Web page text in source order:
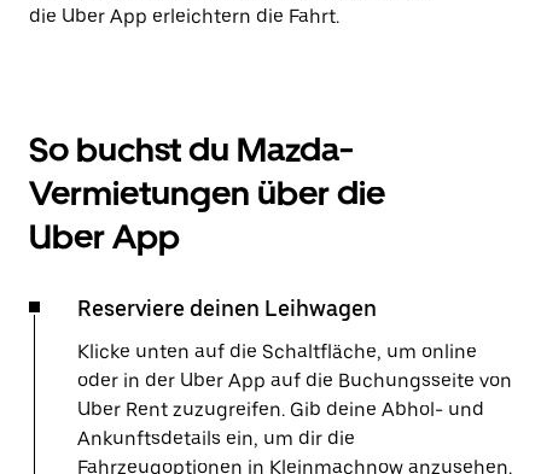
die Uber App erleichtern die Fahrt.
So buchst du Mazda-
Vermietungen über die
Uber App
Reserviere deinen Leihwagen
Klicke unten auf die Schaltfläche, um online
oder in der Uber App auf die Buchungsseite von
Uber Rent zuzugreifen. Gib deine Abhol- und
Ankunftsdetails ein, um dir die
Fahrzeugoptionen in Kleinmachnow anzusehen.